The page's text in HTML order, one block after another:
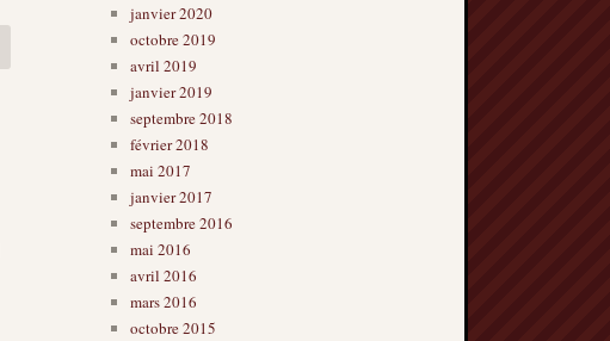
janvier 2020
octobre 2019
avril 2019
janvier 2019
septembre 2018
février 2018
mai 2017
janvier 2017
septembre 2016
mai 2016
avril 2016
mars 2016
octobre 2015